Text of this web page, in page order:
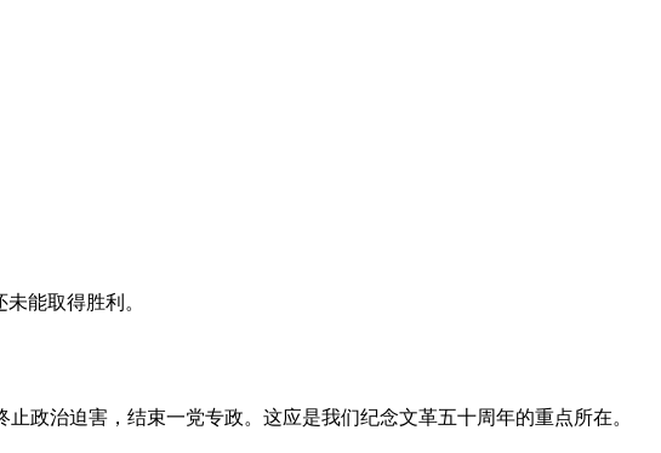
能取得胜利。
政治迫害，结束一党专政。这应是我们纪念文革五十周年的重点所在。